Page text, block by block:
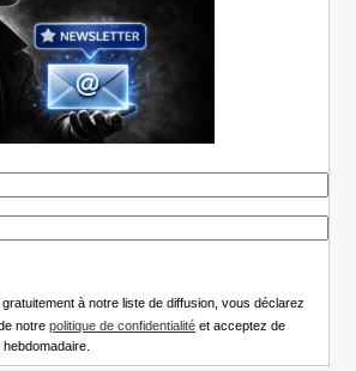
à notre liste de diffusion, vous déclarez
notrepolitique de confidentialité et acceptez de